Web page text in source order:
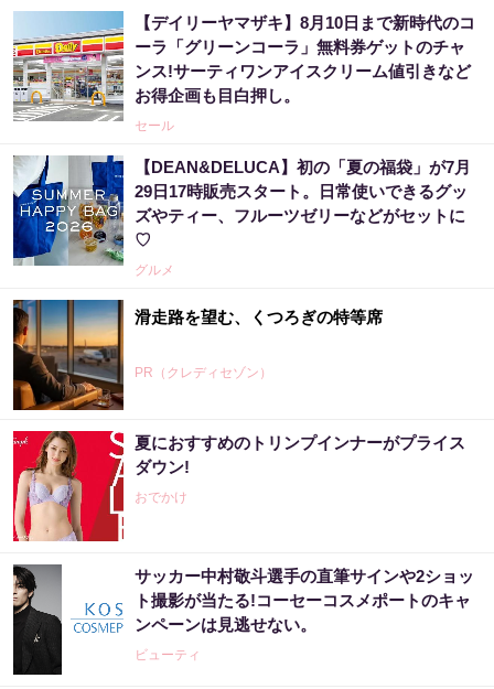
【デイリーヤマザキ】8月10日まで新時代のコ
ーラ「グリーンコーラ」無料券ゲットのチャ
ンス!サーティワンアイスクリーム値引きなど
お得企画も目白押し。
セール
【DEAN&DELUCA】初の「夏の福袋」が7月
29日17時販売スタート。日常使いできるグッ
ズやティー、フルーツゼリーなどがセットに
♡
グルメ
滑走路を望む、くつろぎの特等席
PR（クレディセゾン）
出張のたびに、マイルが育つ。
PR（クレディセゾン）
「宝くじ、運じゃなかった」当たる人は“同じ
こと”してる
PR（合同会社デジタルファーム ）
夏におすすめのトリンプインナーがプライス
ダウン!
おでかけ
サッカー中村敬斗選手の直筆サインや2ショッ
ト撮影が当たる!コーセーコスメポートのキャ
ンペーンは見逃せない。
ビューティ